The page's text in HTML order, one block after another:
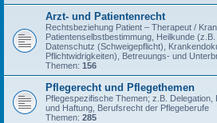
Arzt- und Patientenrecht
Rechtsbeziehung Patient – Therapeut /
Patientenselbstbestimmung, Heilkunde
Datenschutz (Schweigepflicht),
Pflichtwidrigkeiten), Betreuungs- und
Themen: 156
Pflegerecht und Pflegethemen
Pflegespezifische Themen; z.B. Delegation,
und Haftung, Berufsrecht der Pflegeberufe
Themen: 285